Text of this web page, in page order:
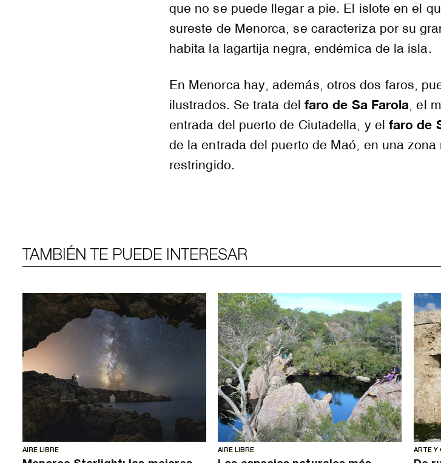
que no se puede llegar a pie. El islote en el
sureste de Menorca, se caracteriza por su
habita la lagartija negra, endémica de la isla.
En Menorca hay, además, otros dos faros,
ilustrados. Se trata del faro de Sa Farola, el
entrada del puerto de Ciutadella, y el faro de
de la entrada del puerto de Maó, en una
restringido.
TAMBIÉN TE PUEDE INTERESAR
AIRE LIBRE AIRE LIBRE ARTE Y